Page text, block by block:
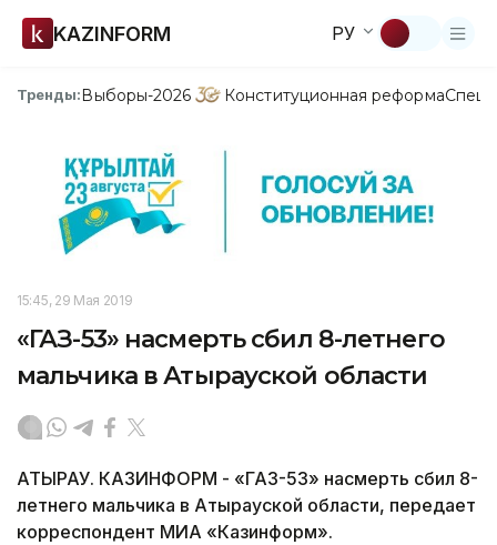
KAZINFORM РУ
Тренды:Выборы-2026 Конституционная реформа
15:45, 29 Мая 2019
«ГАЗ-53» насмерть сбил 8-летнего
мальчика в Атырауской области
АТЫРАУ. КАЗИНФОРМ - «ГАЗ-53» насмерть сбил 8-
летнего мальчика в Атырауской области, передает
корреспондент МИА «Казинформ».